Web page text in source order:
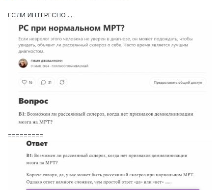
ЕСЛИ ИНТЕРЕСНО ...
=========